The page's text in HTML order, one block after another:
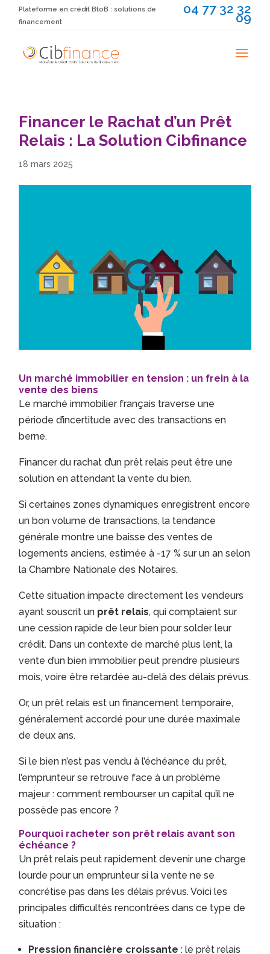
Plateforme en crédit BtoB : solutions de
financement
04 77 32 32
09
Financer le Rachat d’un Prêt
Relais : La Solution Cibfinance
18 mars 2025
Un marché immobilier en tension : un frein à la
vente des biens
Le marché immobilier français traverse une
période d’incertitude avec des transactions en
berne.
Financer du rachat d’un prêt relais peut être une
solution en attendant la vente du bien.
Si certaines zones dynamiques enregistrent encore
un bon volume de transactions, la tendance
générale montre une baisse des ventes de
logements anciens, estimée à -17 % sur un an selon
la Chambre Nationale des Notaires.
Cette situation impacte directement les vendeurs
ayant souscrit un prêt relais, qui comptaient sur
une cession rapide de leur bien pour solder leur
crédit. Dans un contexte de marché plus lent, la
vente d’un bien immobilier peut prendre plusieurs
mois, voire être retardée au-delà des délais prévus.
Or, un prêt relais est un financement temporaire,
généralement accordé pour une durée maximale
de deux ans.
Si le bien n’est pas vendu à l’échéance du prêt,
l’emprunteur se retrouve face à un problème
majeur : comment rembourser un capital qu’il ne
possède pas encore ?
Pourquoi racheter son prêt relais avant son
échéance ?
Un prêt relais peut rapidement devenir une charge
lourde pour un emprunteur si la vente ne se
concrétise pas dans les délais prévus. Voici les
principales difficultés rencontrées dans ce type de
situation :
Pression financière croissante : le prêt relais